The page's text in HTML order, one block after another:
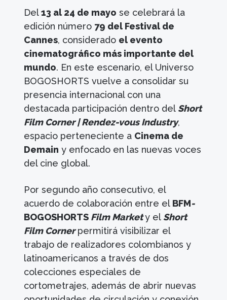
Del13 al 24 de mayo se celebrará la
edición número 79 del Festival de
Cannes, considerado el evento
cinematográfico más importante del
mundo. En este escenario, el Universo
BOGOSHORTS vuelve a consolidar su
presencia internacional con una
destacada participación dentro del Short
Film Corner | Rendez-vous Industry,
espacio perteneciente a Cinema de
Demain y enfocado en las nuevas voces
del cine global.
Por segundo año consecutivo, el
acuerdo de colaboración entre el BFM-
BOGOSHORTS Film Markety el Short
Film Cornerpermitirá visibilizar el
trabajo de realizadores colombianos y
latinoamericanos a través de dos
colecciones especiales de
cortometrajes, además de abrir nuevas